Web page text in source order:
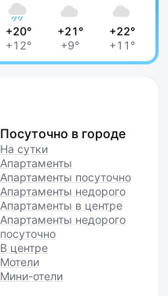
+20°
+12°
+21°
+9°
+22°
+11°
Посуточно в городе
На сутки
Апартаменты
Апартаменты посуточно
Апартаменты недорого
Апартаменты в центре
Апартаменты недорого
посуточно
В центре
Мотели
Мини-отели